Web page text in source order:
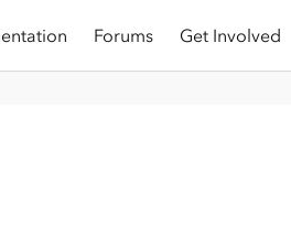
Forums Get Involved